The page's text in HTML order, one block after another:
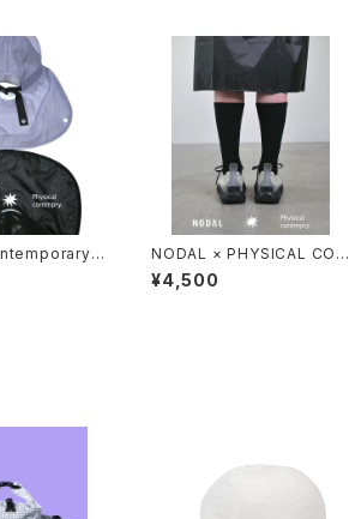
/
NODAL × PHYSICAL CON
TMPRY.
¥4,500